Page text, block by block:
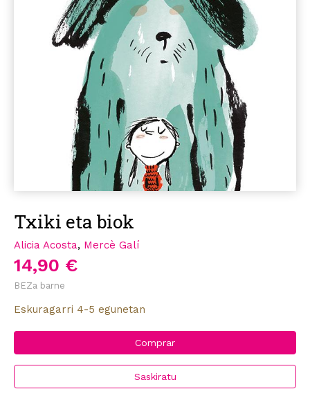
Txiki eta biok
Alicia Acosta, Mercè Galí
14,90 €
BEZa barne
Eskuragarri 4-5 egunetan
Comprar
Saskiratu